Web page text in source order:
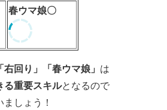
春ウマ娘〇
「右回り」「春ウマ娘」 は
る重要スキルとなるので
しょう！